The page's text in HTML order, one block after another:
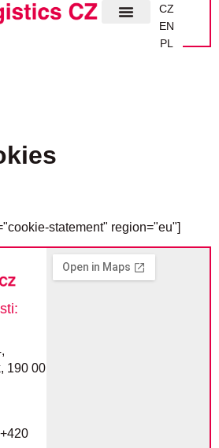
CZ
EN
PL
statement" region="eu"]
190 00